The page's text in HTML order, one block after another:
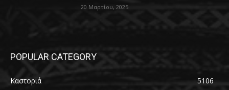
20 Μαρτίου, 2025
POPULAR CATEGORY
Καστοριά
5106